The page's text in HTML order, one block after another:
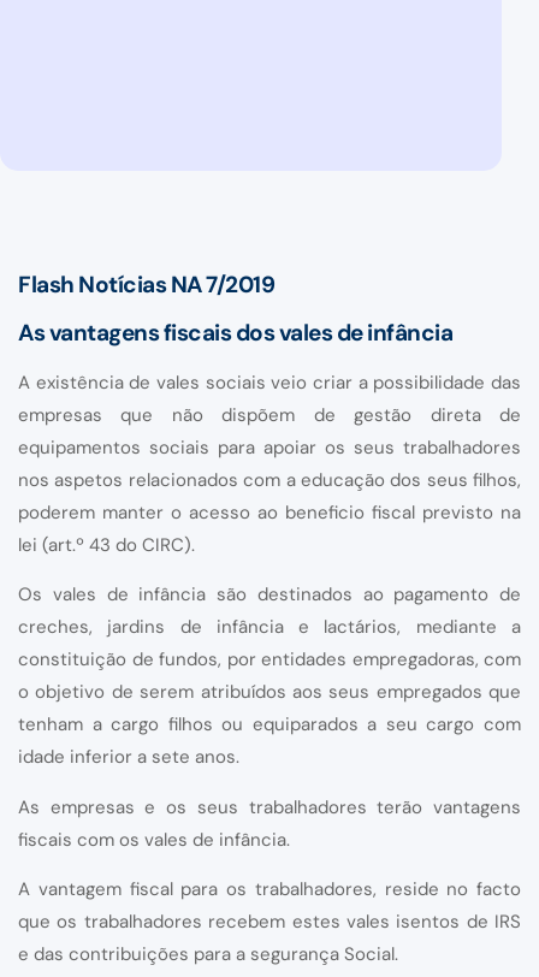
Flash Notícias NA 7/2019
As vantagens fiscais dos vales de infância
A existência de vales sociais veio criar a possibilidade das
empresas que não dispõem de gestão direta de
equipamentos sociais para apoiar os seus trabalhadores
nos aspetos relacionados com a educação dos seus filhos,
poderem manter o acesso ao beneficio fiscal previsto na
lei (art.º 43 do CIRC).
Os vales de infância são destinados ao pagamento de
creches, jardins de infância e lactários, mediante a
constituição de fundos, por entidades empregadoras, com
o objetivo de serem atribuídos aos seus empregados que
tenham a cargo filhos ou equiparados a seu cargo com
idade inferior a sete anos.
As empresas e os seus trabalhadores terão vantagens
fiscais com os vales de infância.
A vantagem fiscal para os trabalhadores, reside no facto
que os trabalhadores recebem estes vales isentos de IRS
e das contribuições para a segurança Social.